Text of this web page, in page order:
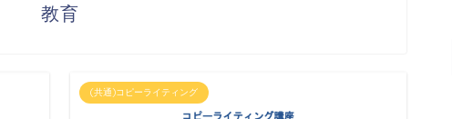
教育
(共通)コピーライティング